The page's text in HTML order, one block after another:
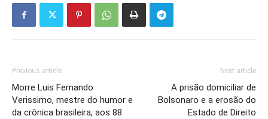
Previous article
Morre Luis Fernando
Verissimo, mestre do humor e
da crônica brasileira, aos 88
Next article
A prisão domiciliar de
Bolsonaro e a erosão do
Estado de Direito